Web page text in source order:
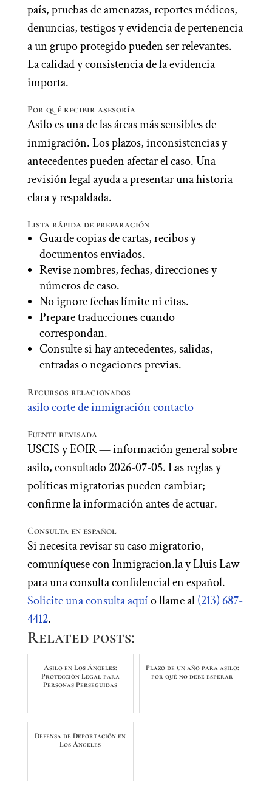
país, pruebas de amenazas, reportes médicos,
denuncias, testigos y evidencia de pertenencia
a un grupo protegido pueden ser relevantes.
La calidad y consistencia de la evidencia
importa.
Por qué recibir asesoría
Asilo es una de las áreas más sensibles de
inmigración. Los plazos, inconsistencias y
antecedentes pueden afectar el caso. Una
revisión legal ayuda a presentar una historia
clara y respaldada.
Lista rápida de preparación
Guarde copias de cartas, recibos y
documentos enviados.
Revise nombres, fechas, direcciones y
números de caso.
No ignore fechas límite ni citas.
Prepare traducciones cuando
correspondan.
Consulte si hay antecedentes, salidas,
entradas o negaciones previas.
Recursos relacionados
asilocorte de inmigracióncontacto
Fuente revisada
USCIS y EOIR — información general sobre
asilo, consultado 2026-07-05. Las reglas y
políticas migratorias pueden cambiar;
confirme la información antes de actuar.
Consulta en español
Si necesita revisar su caso migratorio,
comuníquese con Inmigracion.la y Lluis Law
para una consulta confidencial en español.
Solicite una consulta aquío llame al(213) 687-
4412.
Related posts:
Asilo en Los Ángeles:
Protección Legal para
Personas Perseguidas
Plazo de un año para asilo:
por qué no debe esperar
Defensa de Deportación en
Los Ángeles